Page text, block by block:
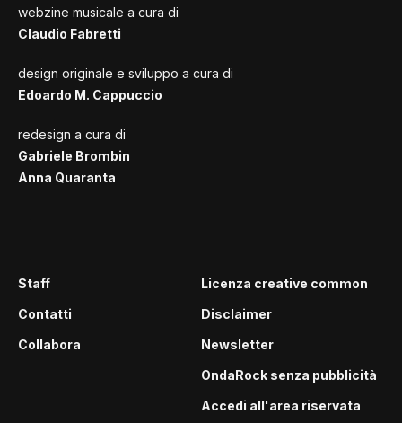
webzine musicale a cura di
Claudio Fabretti
design originale e sviluppo a cura di
Edoardo M. Cappuccio
redesign a cura di
Gabriele Brombin
Anna Quaranta
Staff
Contatti
Collabora
Licenza creative common
Disclaimer
Newsletter
OndaRock senza pubblicità
Accedi all'area riservata